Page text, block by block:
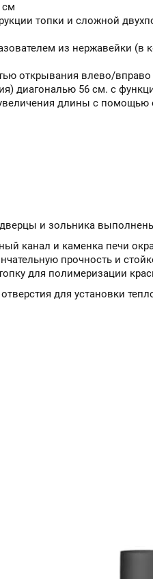
см
топки и сложной
из нержавейки (в
открывания влево/вправо
диагональю 56 см. с
длины с помощью
и зольника
канал и каменка печи
прочность и
для полимеризации
для установки